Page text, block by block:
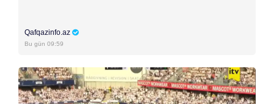
Qafqazinfo.az
Bu gün 09:59